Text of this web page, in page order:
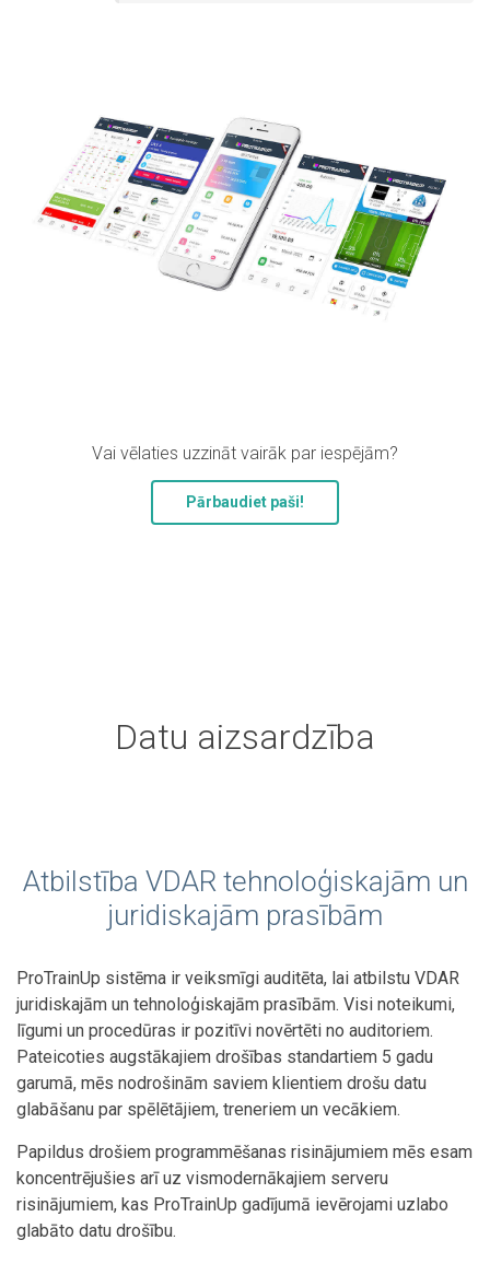
Vai vēlaties uzzināt vairāk par iespējām?
Pārbaudiet paši!
Datu aizsardzība
Atbilstība VDAR tehnoloģiskajām un
juridiskajām prasībām
ProTrainUp sistēma ir veiksmīgi auditēta, lai atbilstu VDAR
juridiskajām un tehnoloģiskajām prasībām. Visi noteikumi,
līgumi un procedūras ir pozitīvi novērtēti no auditoriem.
Pateicoties augstākajiem drošības standartiem 5 gadu
garumā, mēs nodrošinām saviem klientiem drošu datu
glabāšanu par spēlētājiem, treneriem un vecākiem.
Papildus drošiem programmēšanas risinājumiem mēs esam
koncentrējušies arī uz vismodernākajiem serveru
risinājumiem, kas ProTrainUp gadījumā ievērojami uzlabo
glabāto datu drošību.